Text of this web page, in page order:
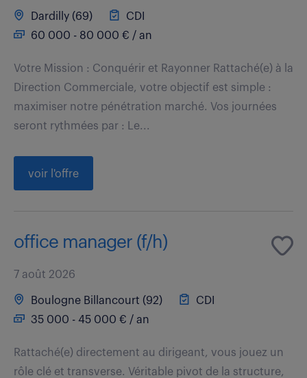
Dardilly (69)
CDI
60 000 - 80 000 € / an
Votre Mission : Conquérir et Rayonner Rattaché(e) à la
Direction Commerciale, votre objectif est simple :
maximiser notre pénétration marché. Vos journées
seront rythmées par : Le...
voir l'offre
office manager (f/h)
7 août 2026
Boulogne Billancourt (92)
CDI
35 000 - 45 000 € / an
Rattaché(e) directement au dirigeant, vous jouez un
rôle clé et transverse. Véritable pivot de la structure,